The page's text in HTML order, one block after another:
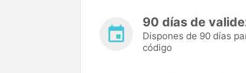
90 días de
Dispones de 90 días
código